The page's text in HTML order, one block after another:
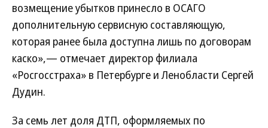
возмещение убытков принесло в ОСАГО
дополнительную сервисную составляющую,
которая ранее была доступна лишь по договорам
каско»,— отмечает директор филиала
«Росгосстраха» в Петербурге и Ленобласти Сергей
Дудин.
За семь лет доля ДТП, оформляемых по